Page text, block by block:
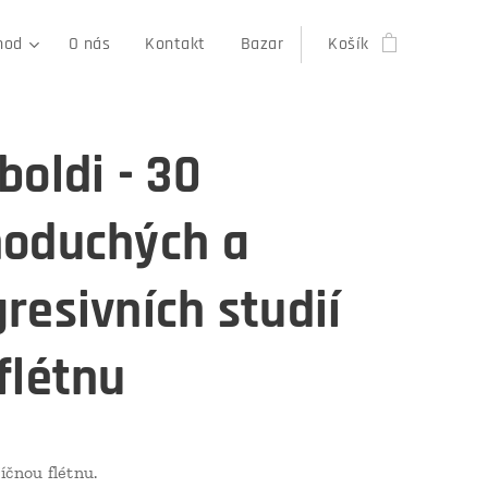
O nás Kontakt Bazar Košík
- 30
a
studií
flétnu.